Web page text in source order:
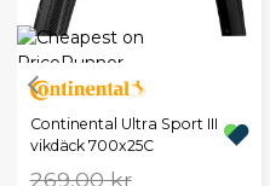
Continental Ultra Sport III
vikdäck 700x25C
269,00 kr